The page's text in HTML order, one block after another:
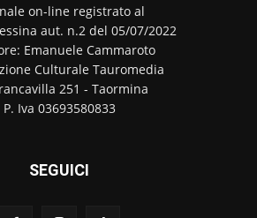
on-line registrato al
aut. n.2 del 05/07/2022
Emanuele Cammaroto
Culturale Tauromedia
251 - Taormina
P. Iva 03693580833
SEGUICI